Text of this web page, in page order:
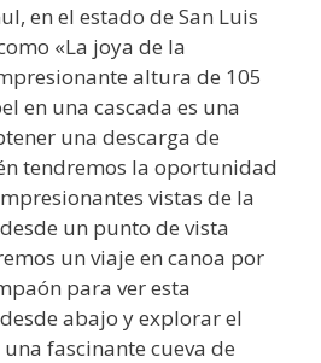
en el estado de San Luis
«La joya de la
altura de 105
en una cascada es una
una descarga de
tendremos la oportunidad
vistas de la
un punto de vista
un viaje en canoa por
para ver esta
abajo y explorar el
fascinante cueva de